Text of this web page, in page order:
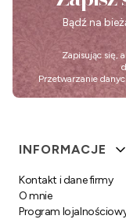
Bądź na
Zapisując się,
Przetwarzanie
Linki w stopce
INFORMACJE
Kontakt i dane firmy
O mnie
Program